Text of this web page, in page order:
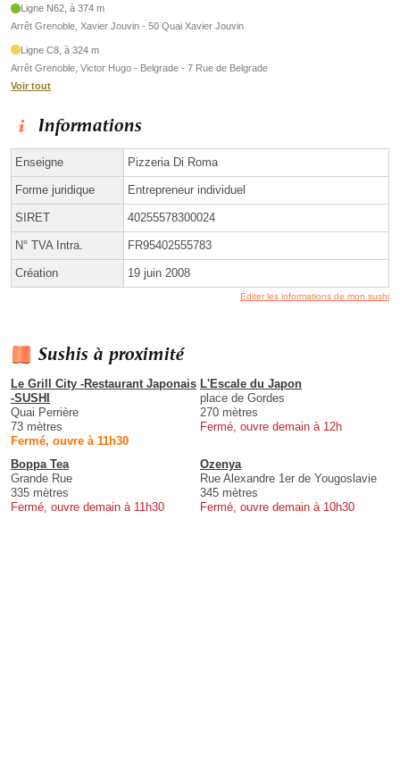
Ligne N62, à 374 m
Arrêt Grenoble, Xavier Jouvin - 50 Quai Xavier Jouvin
Ligne C8, à 324 m
Arrêt Grenoble, Victor Hugo - Belgrade - 7 Rue de Belgrade
Voir tout
Informations
Enseigne Pizzeria Di Roma
Forme juridique Entrepreneur individuel
SIRET 40255578300024
N° TVA Intra. FR95402555783
Création 19 juin 2008
Éditer les informations de mon sushi
Sushis à proximité
Le Grill City -Restaurant Japonais
-SUSHI
Quai Perrière
73 mètres
Fermé, ouvre à 11h30
L'Escale du Japon
place de Gordes
270 mètres
Fermé, ouvre demain à 12h
Boppa Tea
Grande Rue
335 mètres
Fermé, ouvre demain à 11h30
Ozenya
Rue Alexandre 1er de Yougoslavie
345 mètres
Fermé, ouvre demain à 10h30